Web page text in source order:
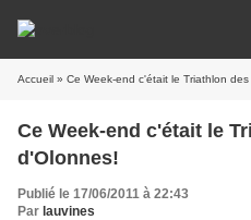
Accueil » Ce Week-end c'était le Triathlon
Ce Week-end c'était le
d'Olonnes!
Publié le 17/06/2011 à 22:43
Par lauvines